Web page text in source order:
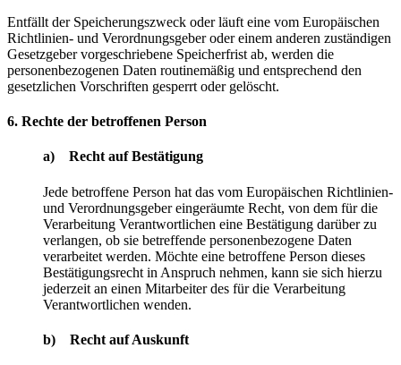
Entfällt der Speicherungszweck oder läuft eine vom Europäischen
Richtlinien- und Verordnungsgeber oder einem anderen zuständigen
Gesetzgeber vorgeschriebene Speicherfrist ab, werden die
personenbezogenen Daten routinemäßig und entsprechend den
gesetzlichen Vorschriften gesperrt oder gelöscht.
6. Rechte der betroffenen Person
a) Recht auf Bestätigung
Jede betroffene Person hat das vom Europäischen Richtlinien-
und Verordnungsgeber eingeräumte Recht, von dem für die
Verarbeitung Verantwortlichen eine Bestätigung darüber zu
verlangen, ob sie betreffende personenbezogene Daten
verarbeitet werden. Möchte eine betroffene Person dieses
Bestätigungsrecht in Anspruch nehmen, kann sie sich hierzu
jederzeit an einen Mitarbeiter des für die Verarbeitung
Verantwortlichen wenden.
b) Recht auf Auskunft